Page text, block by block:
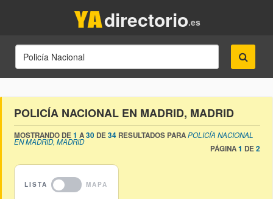
.es
directorio
POLICÍA NACIONAL EN MADRID, MADRID
MOSTRANDO DE1 A30 DE34 RESULTADOS PARAPOLICÍA NACIONAL
EN MADRID, MADRID
PÁGINA1 DE2